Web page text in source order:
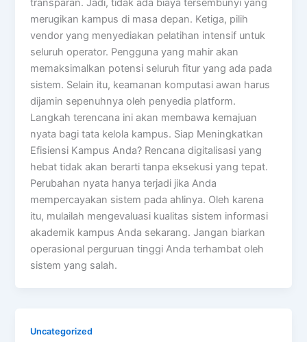
merugikan kampus di masa depan. Ketiga, pilih
vendor yang menyediakan pelatihan intensif untuk
seluruh operator. Pengguna yang mahir akan
memaksimalkan potensi seluruh fitur yang ada pada
sistem. Selain itu, keamanan komputasi awan harus
dijamin sepenuhnya oleh penyedia platform.
Langkah terencana ini akan membawa kemajuan
nyata bagi tata kelola kampus. Siap Meningkatkan
Efisiensi Kampus Anda? Rencana digitalisasi yang
hebat tidak akan berarti tanpa eksekusi yang tepat.
Perubahan nyata hanya terjadi jika Anda
mempercayakan sistem pada ahlinya. Oleh karena
itu, mulailah mengevaluasi kualitas sistem informasi
akademik kampus Anda sekarang. Jangan biarkan
operasional perguruan tinggi Anda terhambat oleh
sistem yang salah.
Uncategorized